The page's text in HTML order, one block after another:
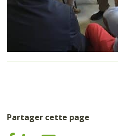
Partager cette page